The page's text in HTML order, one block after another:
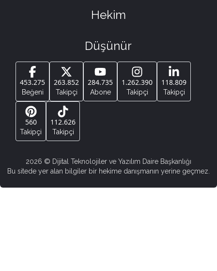
Hekim
Düşünür
453.275
Beğeni
263.852
Takipçi
284.735
Abone
1.262.390
Takipçi
118.809
Takipçi
560
Takipçi
112.626
Takipçi
2026 © Dijital Teknolojiler ve Yazılım Daire Başkanlığı
Bu sitede yer alan bilgiler bir hekime danışmanın yerine geçmez.